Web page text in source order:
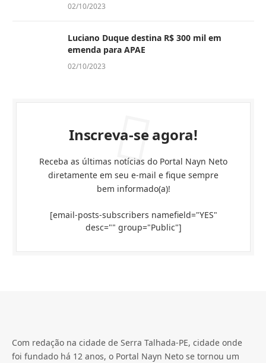
02/10/2023
Luciano Duque destina R$ 300 mil em
emenda para APAE
02/10/2023
Inscreva-se agora!
Receba as últimas notícias do Portal Nayn Neto
diretamente em seu e-mail e fique sempre
bem informado(a)!
[email-posts-subscribers namefield="YES"
desc="" group="Public"]
Com redação na cidade de Serra Talhada-PE, cidade onde
foi fundado há 12 anos, o Portal Nayn Neto se tornou um